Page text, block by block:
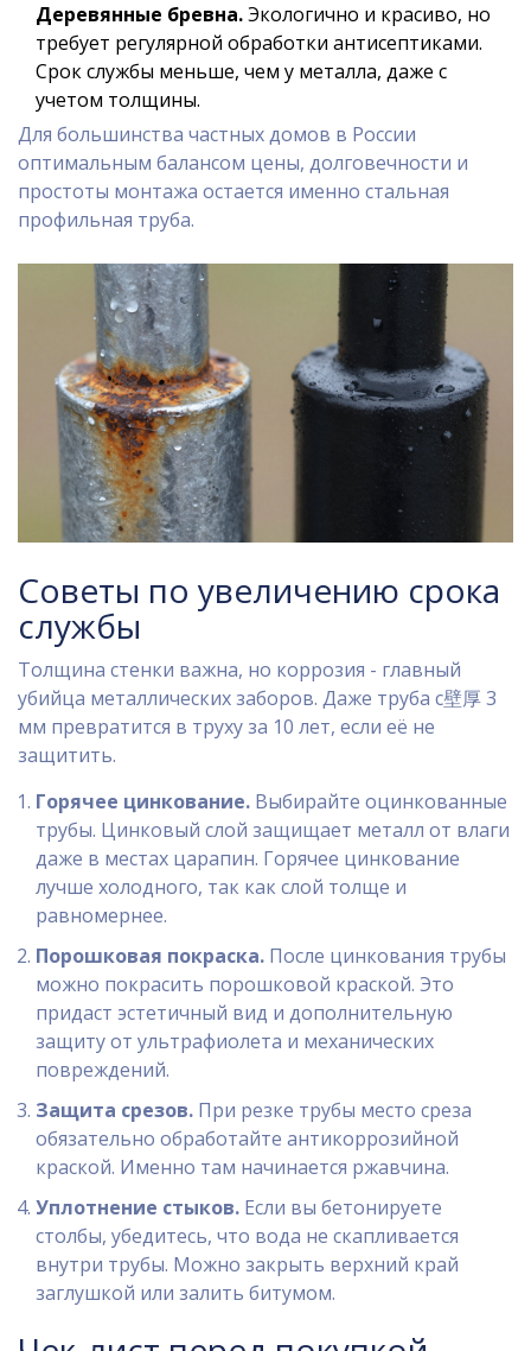
Деревянные бревна.Экологично и красиво, но
требует регулярной обработки антисептиками.
Срок службы меньше, чем у металла, даже с
учетом толщины.
Для большинства частных домов в России
оптимальным балансом цены, долговечности и
простоты монтажа остается именно стальная
профильная труба.
Советы по увеличению срока
службы
Толщина стенки важна, но коррозия - главный
убийца металлических заборов. Даже труба с壁厚 3
мм превратится в труху за 10 лет, если её не
защитить.
Горячее цинкование. Выбирайте оцинкованные
трубы. Цинковый слой защищает металл от влаги
даже в местах царапин. Горячее цинкование
лучше холодного, так как слой толще и
равномернее.
Порошковая покраска. После цинкования трубы
можно покрасить порошковой краской. Это
придаст эстетичный вид и дополнительную
защиту от ультрафиолета и механических
повреждений.
Защита срезов. При резке трубы место среза
обязательно обработайте антикоррозийной
краской. Именно там начинается ржавчина.
Уплотнение стыков. Если вы бетонируете
столбы, убедитесь, что вода не скапливается
внутри трубы. Можно закрыть верхний край
заглушкой или залить битумом.